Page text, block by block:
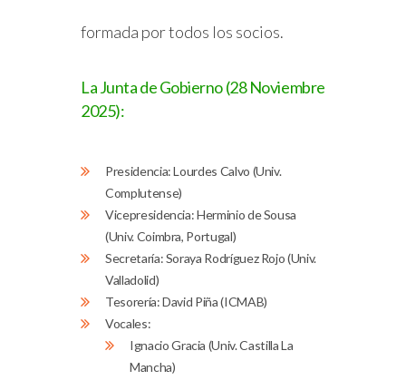
formada por todos los socios.
La Junta de Gobierno (28 Noviembre
2025):
Presidencia: Lourdes Calvo (Univ.
Complutense)
Vicepresidencia: Herminio de Sousa
(Univ. Coimbra, Portugal)
Secretaría: Soraya Rodríguez Rojo (Univ.
Valladolid)
Tesorería: David Piña (ICMAB)
Vocales:
Ignacio Gracia (Univ. Castilla La
Mancha)